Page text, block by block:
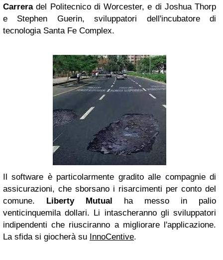
Carreradel Politecnico di Worcester, e di Joshua Thorp
e Stephen Guerin, sviluppatori dell'incubatore di
tecnologia Santa Fe Complex.
Il software è particolarmente gradito alle compagnie di
assicurazioni, che sborsano i risarcimenti per conto del
comune. Liberty Mutual ha messo in palio
venticinquemila dollari. Li intascheranno gli sviluppatori
indipendenti che riusciranno a migliorare l'applicazione.
La sfida si giocherà su InnoCentive.